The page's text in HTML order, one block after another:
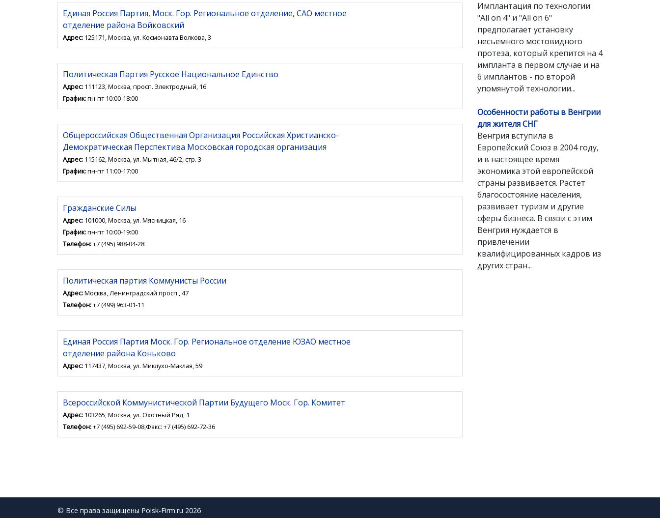
Единая Россия Партия, Моск. Гор. Региональное отделение, САО местное
отделение района Войковский
Адрес: 125171, Москва, ул. Космонавта Волкова, 3
Политическая Партия Русское Национальное Единство
Адрес: 111123, Москва, просп. Электродный, 16
График:пн-пт 10:00-18:00
Общероссийская Общественная Организация Российская Христианско-
Демократическая Перспектива Московская городская организация
Адрес: 115162, Москва, ул. Мытная, 46/2, стр. 3
График:пн-пт 11:00-17:00
Гражданские Силы
Адрес: 101000, Москва, ул. Мясницкая, 16
График:пн-пт 10:00-19:00
Телефон:+7 (495) 988-04-28
Политическая партия Коммунисты России
Адрес:Москва, Ленинградский просп., 47
Телефон:+7 (499) 963-01-11
Единая Россия Партия Моск. Гор. Региональное отделение ЮЗАО местное
отделение района Коньково
Адрес: 117437, Москва, ул. Миклухо-Маклая, 59
Всероссийской Коммунистической Партии Будущего Моск. Гор. Комитет
Адрес: 103265, Москва, ул. Охотный Ряд, 1
Телефон:+7 (495) 692-59-08,Факс: +7 (495) 692-72-36
Имплантация по технологии
"All on 4" и "All on 6"
предполагает установку
несъемного мостовидного
протеза, который крепится на 4
импланта в первом случае и на
6 имплантов - по второй
упомянутой технологии...
Особенности работы в Венгрии
для жителя СНГ
Венгрия вступила в
Европейский Союз в 2004 году,
и в настоящее время
экономика этой европейской
страны развивается. Растет
благосостояние населения,
развивает туризм и другие
сферы бизнеса. В связи с этим
Венгрия нуждается в
привлечении
квалифицированных кадров из
других стран...
© Все права защищены Poisk-Firm.ru 2026